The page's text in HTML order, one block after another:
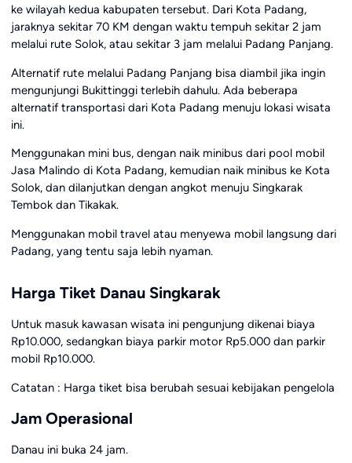
ke wilayah kedua kabupaten tersebut. Dari Kota Padang,
jaraknya sekitar 70 KM dengan waktu tempuh sekitar 2 jam
melalui rute Solok, atau sekitar 3 jam melalui Padang Panjang.
Alternatif rute melalui Padang Panjang bisa diambil jika ingin
mengunjungi Bukittinggi terlebih dahulu. Ada beberapa
alternatif transportasi dari Kota Padang menuju lokasi wisata
ini.
Menggunakan mini bus, dengan naik minibus dari pool mobil
Jasa Malindo di Kota Padang, kemudian naik minibus ke Kota
Solok, dan dilanjutkan dengan angkot menuju Singkarak
Tembok dan Tikakak.
Menggunakan mobil travel atau menyewa mobil langsung dari
Padang, yang tentu saja lebih nyaman.
Harga Tiket Danau Singkarak
Untuk masuk kawasan wisata ini pengunjung dikenai biaya
Rp10.000, sedangkan biaya parkir motor Rp5.000 dan parkir
mobil Rp10.000.
Catatan : Harga tiket bisa berubah sesuai kebijakan pengelola
Jam Operasional
Danau ini buka 24 jam.